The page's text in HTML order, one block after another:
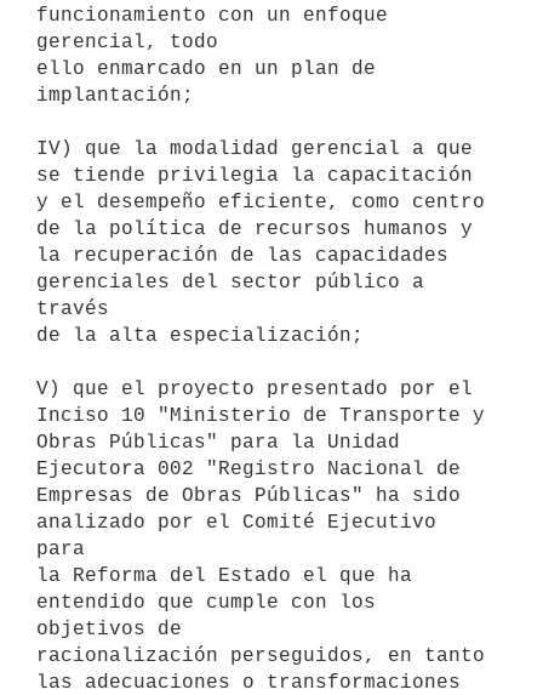
funcionamiento con un enfoque
gerencial, todo
ello enmarcado en un plan de
implantación;
IV) que la modalidad gerencial a que
se tiende privilegia la capacitación
y el desempeño eficiente, como centro
de la política de recursos humanos y
la recuperación de las capacidades
gerenciales del sector público a
través
de la alta especialización;
V) que el proyecto presentado por el
Inciso 10 "Ministerio de Transporte y
Obras Públicas" para la Unidad
Ejecutora 002 "Registro Nacional de
Empresas de Obras Públicas" ha sido
analizado por el Comité Ejecutivo
para
la Reforma del Estado el que ha
entendido que cumple con los
objetivos de
racionalización perseguidos, en tanto
las adecuaciones o transformaciones